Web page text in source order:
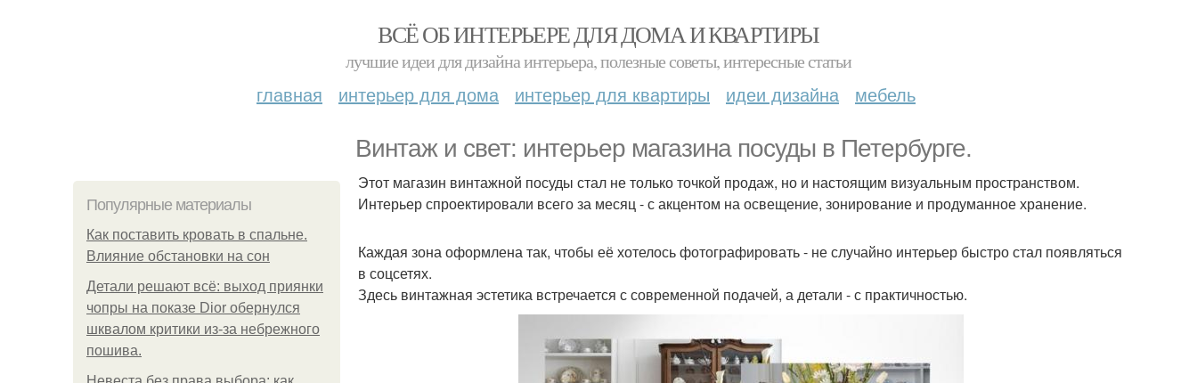
ВСЁ ОБ ИНТЕРЬЕРЕ ДЛЯ ДОМА И КВАРТИРЫ
лучшие идеи для дизайна интерьера, полезные советы, интересные статьи
главная интерьер для дома интерьер для квартиры идеи дизайна мебель
Винтаж и свет: интерьер магазина посуды в Петербурге.
Популярные материалы
Как поставить кровать в спальне.
Влияние обстановки на сон
Детали решают всё: выход приянки
чопры на показе Dior обернулся
шквалом критики из-за небрежного
пошива.
Этот магазин винтажной посуды стал не только точкой продаж, но и настоящим визуальным пространством.
Интерьер спроектировали всего за месяц - с акцентом на освещение, зонирование и продуманное хранение.
Каждая зона оформлена так, чтобы её хотелось фотографировать - не случайно интерьер быстро стал появляться
в соцсетях.
Здесь винтажная эстетика встречается с современной подачей, а детали - с практичностью.